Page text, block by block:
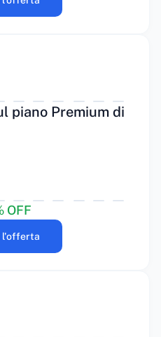
piano Premium di
OFF
l'offerta